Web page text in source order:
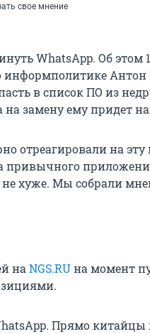
свое мнение
WhatsApp. Об этом
Антон
в список ПО из
замену ему придет
отреагировали на эту
привычного
не хуже. Мы собрали
на NGS.RUна момент
Прямо